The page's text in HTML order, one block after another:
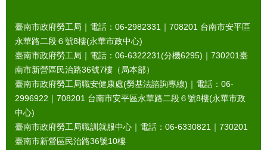
臺南市政府勞工局｜電話：06-2982331｜ 708201 台南市安平區
永華路二段６號8樓(永華市政中心)
臺南市政府勞工局｜電話：06-6322231(分機6295)｜ 730201臺
南市新營區民治路36號7樓（局本部）
臺南市政府勞工局職安健康處(勞基法諮詢專線)｜電話：06-
2996922｜ 708201 台南市安平區永華路二段６號8樓(永華市政
中心)
臺南市政府勞工局職訓就服中心｜電話：06-6330821｜ 730201
臺南市新營區民治路36號10樓